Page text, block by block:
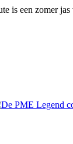
is een zomer